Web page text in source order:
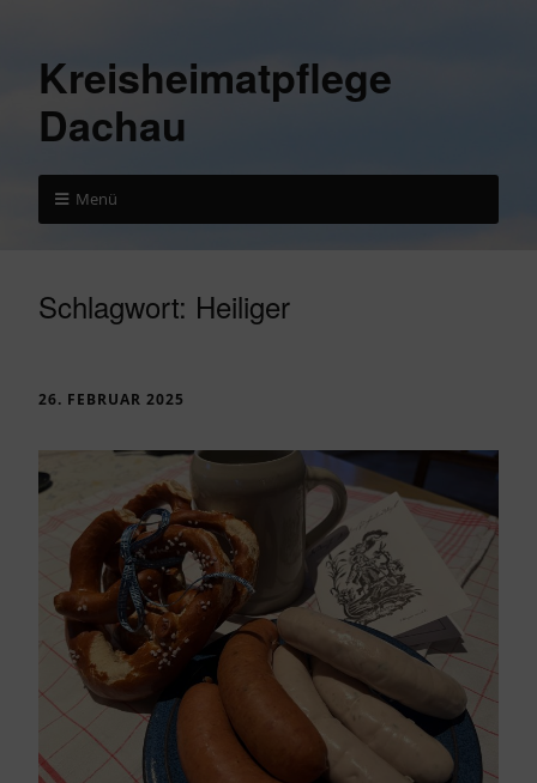
Kreisheimatpflege
Dachau
Menü
Schlagwort: Heiliger
26. FEBRUAR 2025